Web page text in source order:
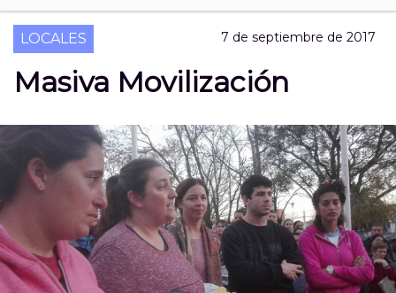
LOCALES 7 de septiembre de 2017
Masiva Movilización